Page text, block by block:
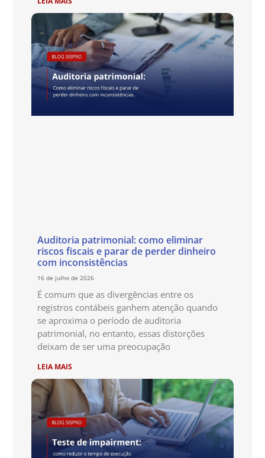
Auditoria patrimonial: como eliminar
riscos fiscais e parar de perder dinheiro
com inconsistências
16 de julho de 2026
É comum que as divergências entre os
registros contábeis ganhem atenção quando
se aproxima o período de auditoria
patrimonial, no entanto, essas distorções
deixam de ser uma preocupação
LEIA MAIS